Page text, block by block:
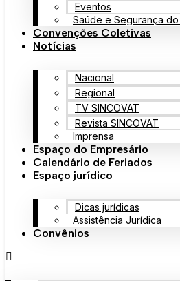
Eventos
Saúde e Segurança
Convenções Coletivas
Notícias
Nacional
Regional
TV SINCOVAT
Revista SINCOVAT
Imprensa
Espaço do Empresário
Calendário de Feriados
Espaço jurídico
Dicas jurídicas
Assistência Jurídica
Convênios